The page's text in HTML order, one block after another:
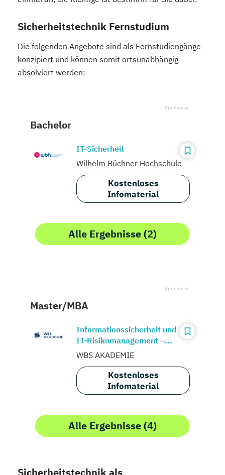
Sicherheitstechnik Fernstudium
Die folgenden Angebote sind als Fernstudiengänge
konzipiert und können somit ortsunabhängig
absolviert werden:
Bachelor
IT-Sicherheit
Wilhelm Büchner Hochschule
Kostenloses
Infomaterial
Alle Ergebnisse (2)
Master/MBA
Informationssicherheit und
IT-Risikomanagement –...
WBS AKADEMIE
Kostenloses
Infomaterial
Alle Ergebnisse (4)
Sicherheitstechnik als